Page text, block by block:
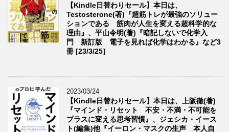
【Kindle日替わりセール】本日は、
Testosterone(著)『超筋トレが最強のソリュー
ションである 筋肉が人生を変える超科学的な
理由』、平山令明(著)『暗記しないで化学入
門 新訂版 電子を見れば化学はわかる』など3
冊 [23/3/25]
2023/03/24
【Kindle日替わりセール】本日は、上阪徹(著)
『マインド・リセット 不安・不満・不可能を
プラスに変える思考習慣』、ジェシカ・イース
ト(編集)他『イーロン・マスクの生声 本人自